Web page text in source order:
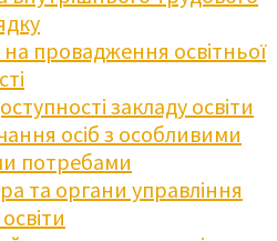
на провадження освітньої
закладу освіти
осіб з особливими
потребами
та органи управління